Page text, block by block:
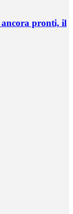
pronti, il